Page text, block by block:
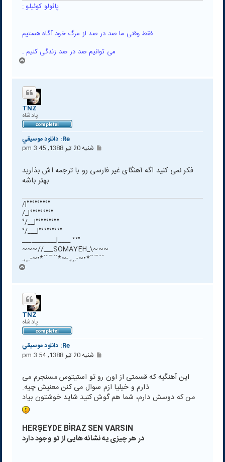
پائولو کوئیلو :
فقط وقتی ما صد در صد از مرگ خود آگاه هستیم
می توانیم صد در صد زندگی کنیم .
ل
TNZ
پادشاه
Re: دانلود موسيقي
شنبه 20 تیر 1388, 3:45 pm
فکر نمی کنید اگه آهنگای غیر فارسی رو با ترجمه اش بذارید
بهتر باشه
°°°°°°°°°|/
°°°°°°°°°|_/
°°°°°°°°°|__/°
°°°°°°°°°|___/°
°°° ____|___________
~~~\_SOMAYEH___//~~~
´¨¯¨`*•~-.¸,.-~*´¨¯¨`*•~-.¸,.
TNZ
پادشاه
Re: دانلود موسيقي
شنبه 20 تیر 1388, 3:54 pm
این آهنگیه که قسمتی از اون رو تو استیتوس مسنجرم می
ذارم و خیلیا ازم سوال می کنن معنیش چیه.
من که دوسش دارم، شما هم گوش کنید شاید خوشتون بیاد
HERŞEYDE BİRAZ SEN VARSIN
در هر چیزی یه نشانه هایی از تو وجود دارد